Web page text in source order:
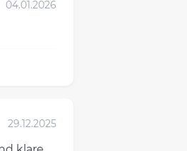
04.01.2026
29.12.2025